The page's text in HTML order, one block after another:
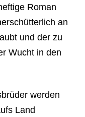
Roman
an
und der zu
Wucht in den
werden
Land